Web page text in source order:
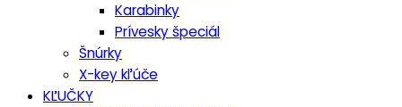
Karabinky
Prívesky špeciál
Šnúrky
X-key kľúče
KĽUČKY